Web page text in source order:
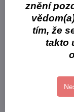
Popis
​bezfosfátový,
profesionálních
výrobek je nutné
Gastro
Nepoužívat na
Aplikace: Připojte k
znění
tím, že
takto